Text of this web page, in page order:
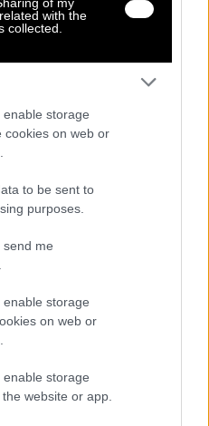
with the
collected.
storage
cookies on web or
to be sent to
purposes.
send me
storage
on web or
storage
website or app.
πινελιά στο ντύσιμό σας με
μπλε χρώμα. Η καπιτονέ υφή
καθιστώντας το ιδανική επιλογή
κλείνει με φερμουάρ στο
με το κυματιστό σχέδιο του
ή μια μπλούζα.
στη φωτογραφία, για ένα
με την αγορά σας.